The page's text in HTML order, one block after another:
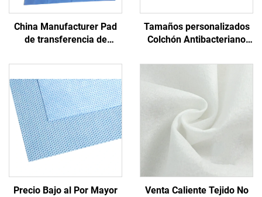
China Manufacturer Pad
de transferencia de
transferencia desechable
con mango
Tamaños personalizados
Colchón Antibacteriano
Ajustado PP+PE No Tejido
Hospital
Precio Bajo al Por Mayor
Venta Caliente Tejido No